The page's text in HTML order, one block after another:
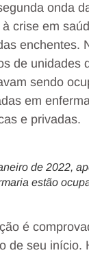
onda
crise em
enchentes.
de unidades
sendo
em
e privadas.
de 2022,
estão
é
de seu início.